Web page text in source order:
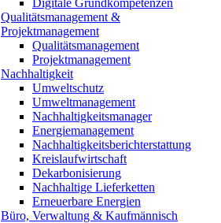
Qualitätsmanagement &
Projektmanagement
Qualitätsmanagement
Projektmanagement
Nachhaltigkeit
Umweltschutz
Umweltmanagement
Nachhaltigkeitsmanager
Energiemanagement
Nachhaltigkeitsberichterstattung
Kreislaufwirtschaft
Dekarbonisierung
Nachhaltige Lieferketten
Erneuerbare Energien
Büro, Verwaltung & Kaufmännisch